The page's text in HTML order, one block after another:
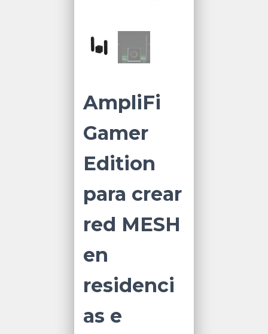
AmpliFi
Gamer
Edition
para crear
red MESH
en
residenci
as e